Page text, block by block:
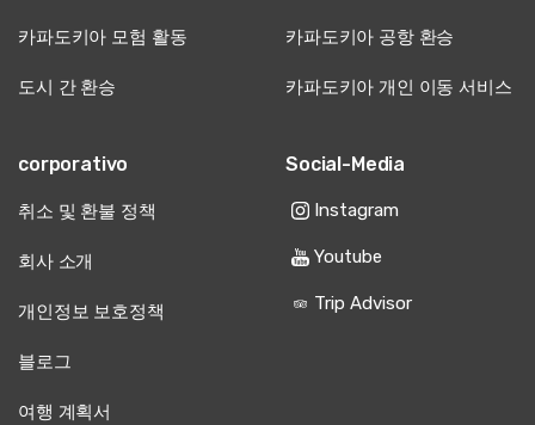
카파도키아 모험 활동 카파도키아 공항 환승
도시 간 환승 카파도키아 개인 이동 서비스
corporativo
취소 및 환불 정책
회사 소개
개인정보 보호정책
블로그
여행 계획서
Social-Media
Instagram
Youtube
Trip Advisor